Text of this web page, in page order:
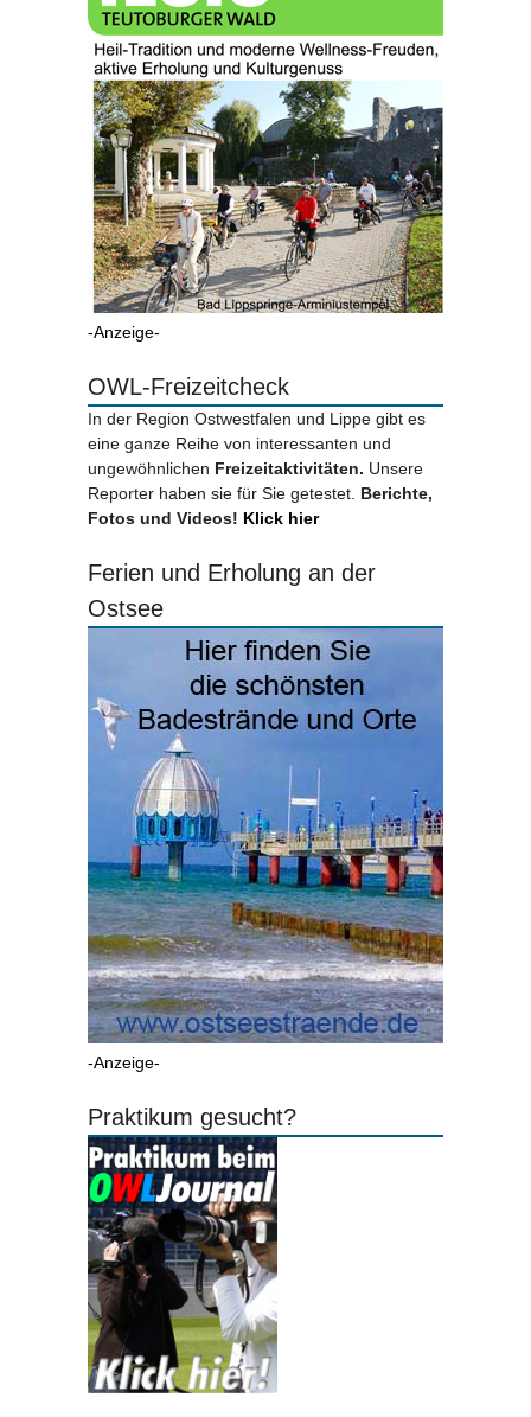
-Anzeige-
OWL-Freizeitcheck
In der Region Ostwestfalen und Lippe gibt es
eine ganze Reihe von interessanten und
ungewöhnlichen Freizeitaktivitäten. Unsere
Reporter haben sie für Sie getestet. Berichte,
Fotos und Videos! Klick hier
Ferien und Erholung an der
Ostsee
-Anzeige-
Praktikum gesucht?